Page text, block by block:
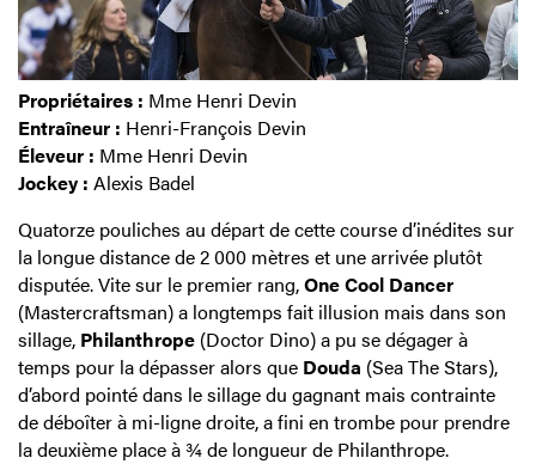
Propriétaires : Mme Henri Devin
Entraîneur : Henri-François Devin
Éleveur : Mme Henri Devin
Jockey : Alexis Badel
Quatorze pouliches au départ de cette course d’inédites sur
la longue distance de 2 000 mètres et une arrivée plutôt
disputée. Vite sur le premier rang,One Cool Dancer
(Mastercraftsman) a longtemps fait illusion mais dans son
sillage, Philanthrope (Doctor Dino) a pu se dégager à
temps pour la dépasser alors que Douda (Sea The Stars),
d’abord pointé dans le sillage du gagnant mais contrainte
de déboîter à mi-ligne droite, a fini en trombe pour prendre
la deuxième place à ¾ de longueur de Philanthrope.